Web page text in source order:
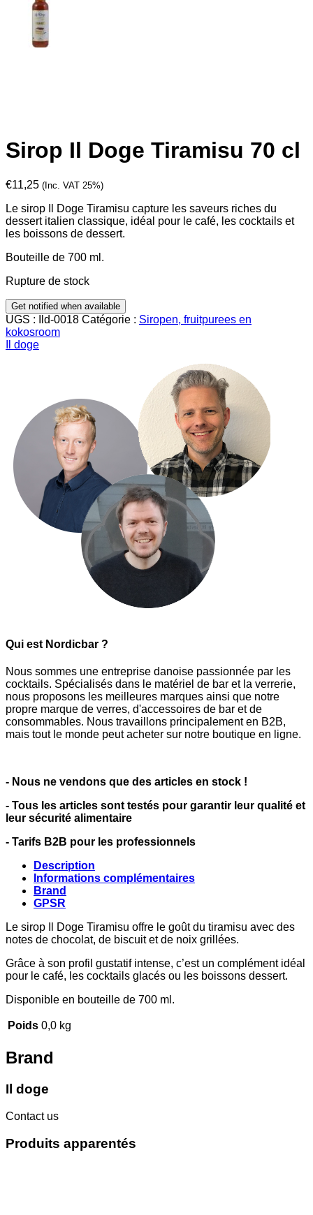
Sirop Il Doge Tiramisu 70 cl
€11,25 (Inc. VAT 25%)
Le sirop Il Doge Tiramisu capture les saveurs riches du
dessert italien classique, idéal pour le café, les cocktails et
les boissons de dessert.
Bouteille de 700 ml.
Rupture de stock
UGS : Ild-0018 Catégorie : Siropen, fruitpurees en
kokosroom
Il doge
Qui est Nordicbar ?
Nous sommes une entreprise danoise passionnée par les
cocktails. Spécialisés dans le matériel de bar et la verrerie,
nous proposons les meilleures marques ainsi que notre
propre marque de verres, d'accessoires de bar et de
consommables. Nous travaillons principalement en B2B,
mais tout le monde peut acheter sur notre boutique en ligne.
- Nous ne vendons que des articles en stock !
- Tous les articles sont testés pour garantir leur qualité et
leur sécurité alimentaire
- Tarifs B2B pour les professionnels
Description
Informations complémentaires
Brand
GPSR
Le sirop Il Doge Tiramisu offre le goût du tiramisu avec des
notes de chocolat, de biscuit et de noix grillées.
Grâce à son profil gustatif intense, c’est un complément idéal
pour le café, les cocktails glacés ou les boissons dessert.
Disponible en bouteille de 700 ml.
Poids 0,0 kg
Brand
Il doge
Contact us
Produits apparentés